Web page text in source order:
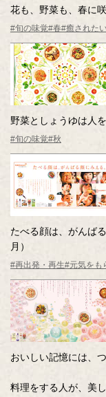
花も、野菜も、春に
#旬の味覚#春#癒された
野菜としょうゆは人
#旬の味覚#秋
たべる顔は、がんば
月）
#再出発・再生#元気をも
おいしい記憶には、
料理をする人が、美